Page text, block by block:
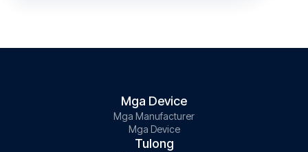
Mga Device
Mga Manufacturer
Mga Device
Tulong